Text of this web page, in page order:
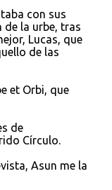
con sus
de la urbe, tras
Lucas, que
de las
et Orbi, que
de
Círculo.
Asun me la